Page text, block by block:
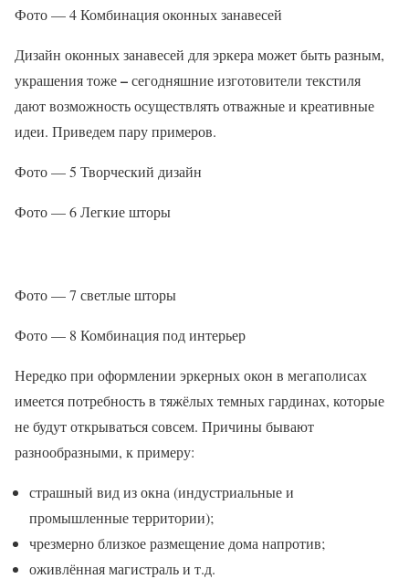
Фото — 4 Комбинация оконных занавесей
Дизайн оконных занавесей для эркера может быть разным,
украшения тоже–сегодняшние изготовители текстиля
дают возможность осуществлять отважные и креативные
идеи. Приведем пару примеров.
Фото — 5 Творческий дизайн
Фото — 6 Легкие шторы
Фото — 7 светлые шторы
Фото — 8 Комбинация под интерьер
Нередко при оформлении эркерных окон в мегаполисах
имеется потребность в тяжёлых темных гардинах, которые
не будут открываться совсем. Причины бывают
разнообразными, к примеру:
страшный вид из окна (индустриальные и
промышленные территории);
чрезмерно близкое размещение дома напротив;
оживлённая магистраль и т.д.